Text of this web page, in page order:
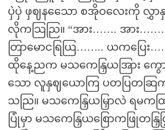
ပှဲပှဲ ဖှဈနသေော စအိုဝလေးကို လွှာနှ
လိုကသြညြ။ “အား……. အား
တြာမောငရြယြ…….. ယကပြေး
ထိုနေ့ညက မသကေနြှယအြား ကွော
သော လူနှဈယောကြ ပတပြတဆြ
သညြ။ မသကေနြှယမြှာလဲ ရမကထ
ပြုံမှာ မသကေနြှယစြောကဖြုတနြှင